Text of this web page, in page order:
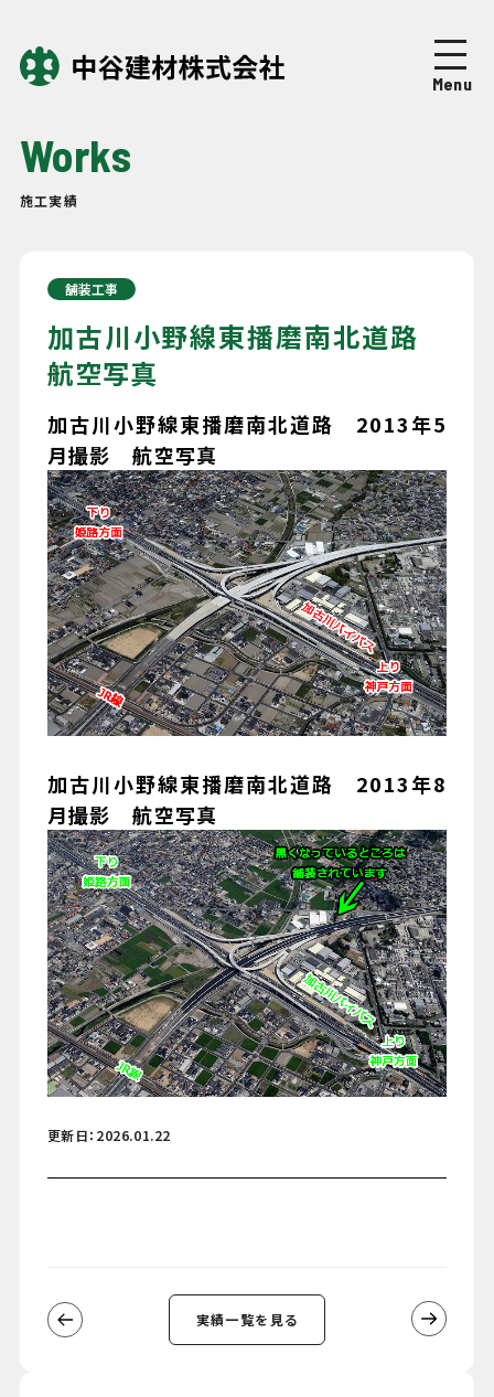
Menu
Business
Company 企業情報
News
Recruit 採用情報
079-447-4112
（受付時間 : 平日10:00〜17:00）
Works
施工実績
舗装工事
加古川小野線東播磨南北道路
航空写真
加古川小野線東播磨南北道路 2013年5
月撮影 航空写真
加古川小野線東播磨南北道路 2013年8
月撮影 航空写真
更新日：2026.01.22
実績一覧を見る